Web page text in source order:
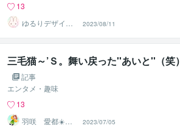
13
ゆるりデザイン
＠夏季休暇中
2023/08/11
三毛猫～’Ｓ。舞い戻った''あいと''（笑）
記事
エンタメ・趣味
13
羽咲 愛都☀️ハ
サキ アイト☀️
2023/07/05